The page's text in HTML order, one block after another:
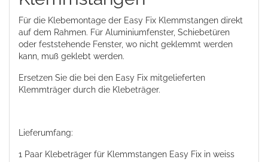
Für die Klebemontage der Easy Fix Klemmstangen direkt
auf dem Rahmen. Für Aluminiumfenster, Schiebetüren
oder feststehende Fenster, wo nicht geklemmt werden
kann, muß geklebt werden.
Ersetzen Sie die bei den Easy Fix mitgelieferten
Klemmträger durch die Klebeträger.
Lieferumfang:
1 Paar Klebeträger für Klemmstangen Easy Fix in weiss